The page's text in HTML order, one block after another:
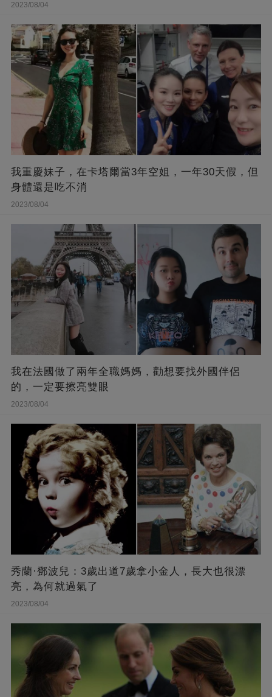
2023/08/04
我重慶妹子，在卡塔爾當3年空姐，一年30天假，但
身體還是吃不消
2023/08/04
我在法國做了兩年全職媽媽，勸想要找外國伴侶
的，一定要擦亮雙眼
2023/08/04
秀蘭·鄧波兒：3歲出道7歲拿小金人，長大也很漂
亮，為何就過氣了
2023/08/04